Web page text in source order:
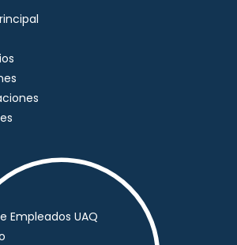
Empleados UAQ